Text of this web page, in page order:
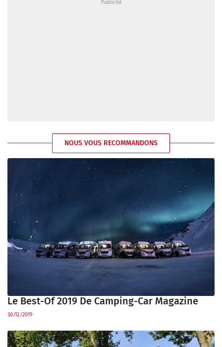
NOUS VOUS RECOMMANDONS
Le Best-Of 2019 De Camping-Car Magazine
30/12/2019